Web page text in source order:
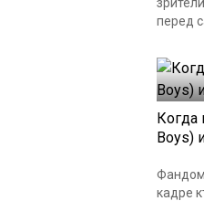
перед
Когда
Boys)
Фандом
кадре